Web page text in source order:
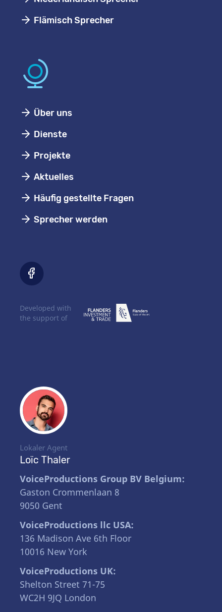
Flämisch Sprecher
Über uns
Dienste
Projekte
Aktuelles
Häufig gestellte Fragen
Sprecher werden
Lokaler Agent
Loïc Thaler
VoiceProductions Group BV Belgium:
Gaston Crommenlaan 8
9050 Gent
VoiceProductions llc USA:
136 Madison Ave 6th Floor
10016 New York
VoiceProductions UK:
Shelton Street 71-75
WC2H 9JQ London
Developed with
the support of